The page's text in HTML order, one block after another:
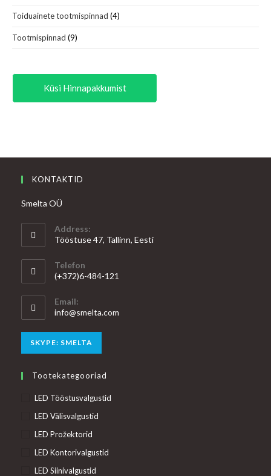
Toiduainete tootmispinnad (4)
Tootmispinnad (9)
Küsi Hinnapakkumist
KONTAKTID
Smelta OÜ
Address:
Tööstuse 47, Tallinn, Eesti
Telefon
(+372)6-484-121
Email:
info@smelta.com
SKYPE: SMELTA
in
Tootekategooriad
LED Tööstusvalgustid
LED Välisvalgustid
LED Prožektorid
LED Kontorivalgustid
LED Siinivalgustid